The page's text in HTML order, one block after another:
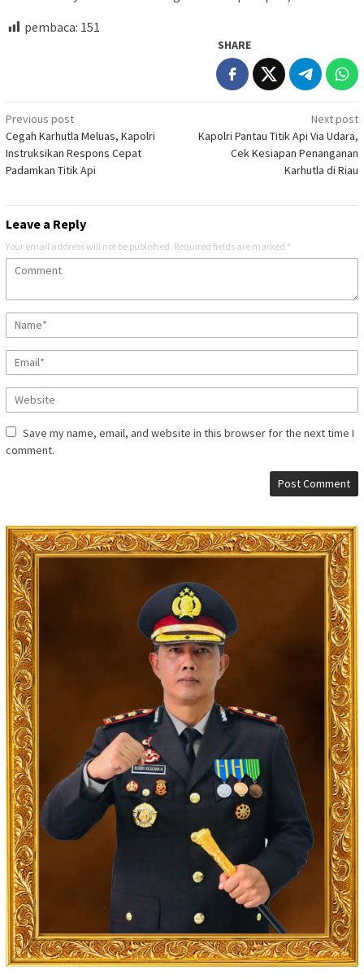
pembaca: 151
SHARE
Post
navigation
Previous post
Cegah Karhutla Meluas, Kapolri
Instruksikan Respons Cepat
Padamkan Titik Api
Next post
Kapolri Pantau Titik Api Via Udara,
Cek Kesiapan Penanganan
Karhutla di Riau
Leave a Reply
Your email address will not be published. Required fields are marked *
Save my name, email, and website in this browser for the next time I
comment.